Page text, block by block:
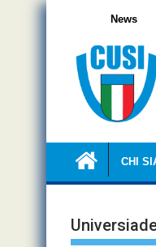
Skip
CHI
News